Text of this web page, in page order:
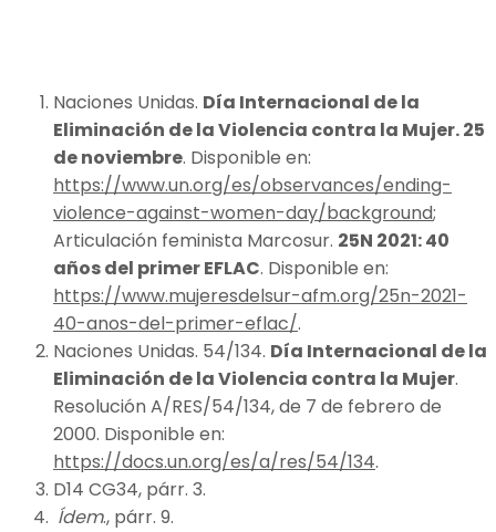
Naciones Unidas. Día Internacional de la
Eliminación de la Violencia contra la Mujer. 25
de noviembre. Disponible en:
https://www.un.org/es/observances/ending-
violence-against-women-day/background;
Articulación feminista Marcosur. 25N 2021: 40
años del primer EFLAC. Disponible en:
https://www.mujeresdelsur-afm.org/25n-2021-
40-anos-del-primer-eflac/.
Naciones Unidas. 54/134. Día Internacional de la
Eliminación de la Violencia contra la Mujer.
Resolución A/RES/54/134, de 7 de febrero de
2000. Disponible en:
https://docs.un.org/es/a/res/54/134.
D14 CG34, párr. 3.
Ídem., párr. 9.